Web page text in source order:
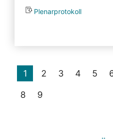
Plenarprotokoll
1 2 3 4 5
8 9